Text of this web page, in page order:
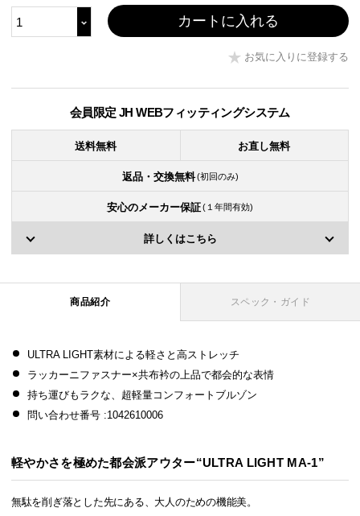
お気に入りに登録する
カートに入れる
会員限定 JH WEBフィッティングシステム
送料無料 お直し無料
返品・交換無料 (初回のみ)
安心のメーカー保証(１年間有効)
詳しくはこちら
商品紹介 スペック・ガイド
ULTRA LIGHT素材による軽さと高ストレッチ
ラッカーニファスナー×共布衿の上品で都会的な表情
持ち運びもラクな、超軽量コンフォートブルゾン
問い合わせ番号 :1042610006
軽やかさを極めた都会派アウター“ULTRA LIGHT MA-1”
無駄を削ぎ落とした先にある、大人のための機能美。